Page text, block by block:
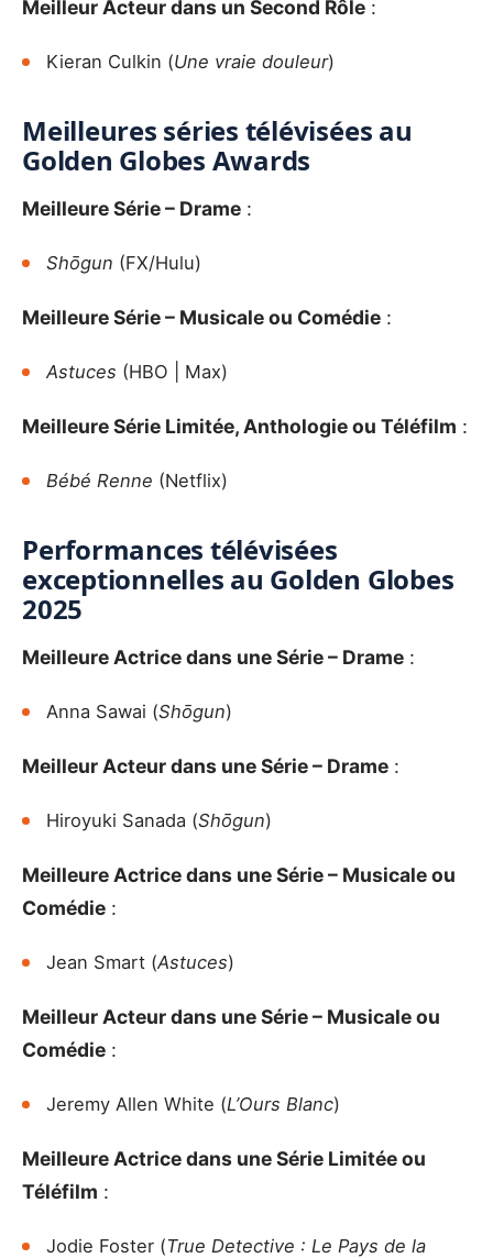
Meilleur Acteur dans un Second Rôle :
Kieran Culkin (Une vraie douleur)
Meilleures séries télévisées au
Golden Globes Awards
Meilleure Série – Drame :
Shōgun (FX/Hulu)
Meilleure Série – Musicale ou Comédie :
Astuces (HBO | Max)
Meilleure Série Limitée, Anthologie ou Téléfilm :
Bébé Renne (Netflix)
Performances télévisées
exceptionnelles au Golden Globes
2025
Meilleure Actrice dans une Série – Drame :
Anna Sawai (Shōgun)
Meilleur Acteur dans une Série – Drame :
Hiroyuki Sanada (Shōgun)
Meilleure Actrice dans une Série – Musicale ou
Comédie :
Jean Smart (Astuces)
Meilleur Acteur dans une Série – Musicale ou
Comédie :
Jeremy Allen White (L’Ours Blanc)
Meilleure Actrice dans une Série Limitée ou
Téléfilm :
Jodie Foster (True Detective : Le Pays de la